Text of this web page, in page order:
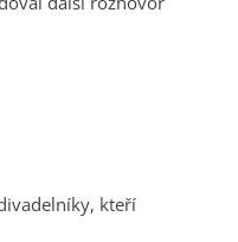
kteří